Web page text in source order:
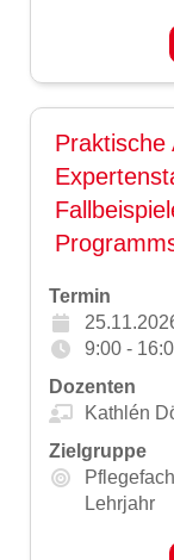
Praktische
Termin
9:00 -
Dozenten
Kathlén
Zielgruppe
Lehrjahr